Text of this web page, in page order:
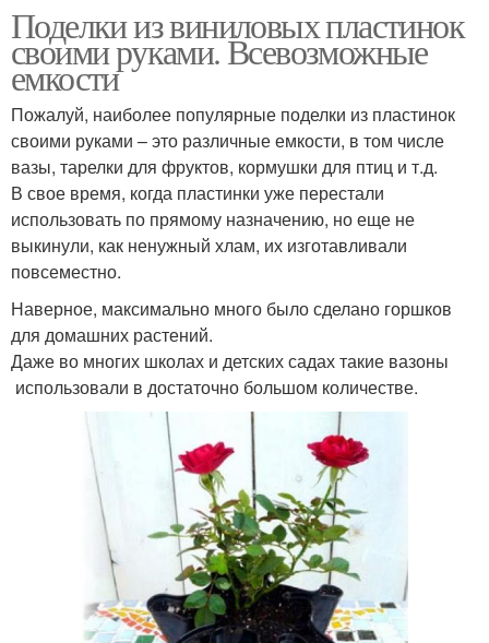
Поделки из виниловых пластинок
своими руками. Всевозможные
емкости
Пожалуй, наиболее популярные поделки из пластинок
своими руками – это различные емкости, в том числе
вазы, тарелки для фруктов, кормушки для птиц и т.д.
В свое время, когда пластинки уже перестали
использовать по прямому назначению, но еще не
выкинули, как ненужный хлам, их изготавливали
повсеместно.
Наверное, максимально много было сделано горшков
для домашних растений.
Даже во многих школах и детских садах такие вазоны
использовали в достаточно большом количестве.